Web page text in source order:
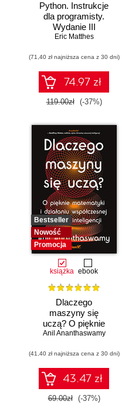
Python. Instrukcje
dla programisty.
Wydanie III
Eric Matthes
(71,40 zł najniższa cena z 30 dni)
74.97 zł
119.00zł (-37%)
Bestseller
Nowość
Promocja
książka ebook
Dlaczego
maszyny się
uczą? O pięknie
matematyki i
współczesnej
sztucznej
inteligencji
Anil Ananthaswamy
(41,40 zł najniższa cena z 30 dni)
43.47 zł
69.00zł (-37%)